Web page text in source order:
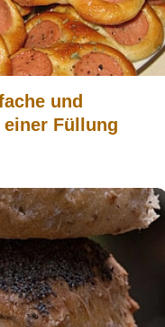
und
Füllung